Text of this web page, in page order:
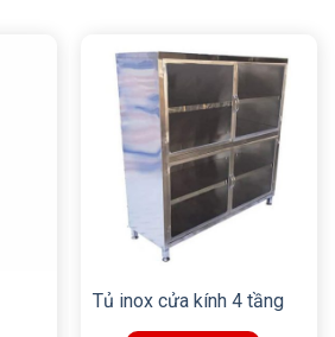
Tủ inox cửa kính 4 tầng